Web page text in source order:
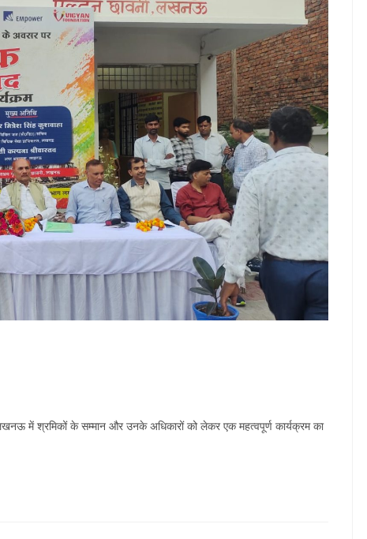
में श्रमिकों के सम्मान और उनके अधिकारों को लेकर एक महत्वपूर्ण कार्यक्रम का